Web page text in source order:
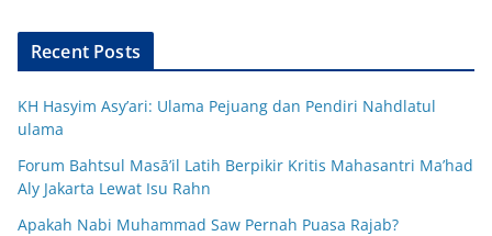
Recent Posts
KH Hasyim Asy’ari: Ulama Pejuang dan Pendiri Nahdlatul
ulama
Forum Bahtsul Masā’il Latih Berpikir Kritis Mahasantri Ma’had
Aly Jakarta Lewat Isu Rahn
Apakah Nabi Muhammad Saw Pernah Puasa Rajab?